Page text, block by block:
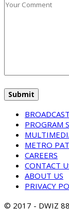
PROGRAM
METRO
CAREERS
CONTACT
ABOUT US
PRIVACY
© 2017 - DWIZ